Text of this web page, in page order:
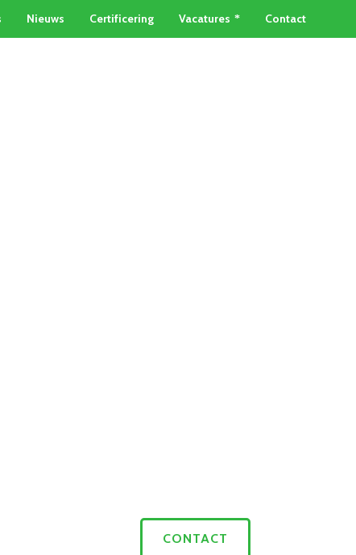
Nieuws Certificering Vacatures Contact
CONTACT